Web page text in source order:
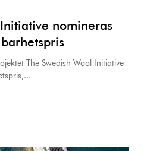
Initiative nomineras
The Swedish Wool Initiative